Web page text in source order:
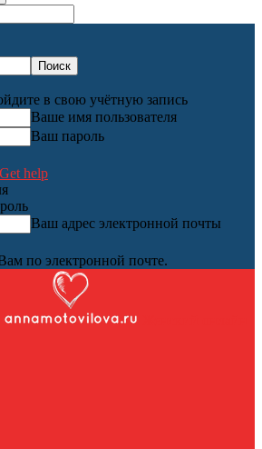
в свою учётную запись
Ваше имя пользователя
Ваш пароль
help
Ваш адрес электронной почты
по электронной почте.